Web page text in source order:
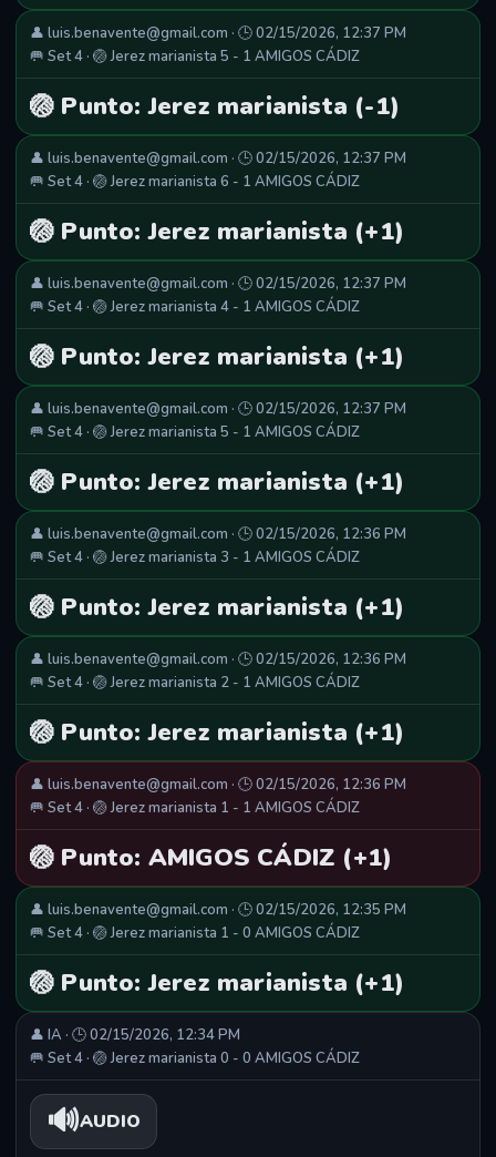
👤 luis.benavente@gmail.com · 🕒 02/15/2026, 12:37 PM
🥅 Set 4 · 🏐 Jerez marianista 5 - 1 AMIGOS CÁDIZ
🏐 Punto: Jerez marianista (-1)
👤 luis.benavente@gmail.com · 🕒 02/15/2026, 12:37 PM
🥅 Set 4 · 🏐 Jerez marianista 6 - 1 AMIGOS CÁDIZ
🏐 Punto: Jerez marianista (+1)
👤 luis.benavente@gmail.com · 🕒 02/15/2026, 12:37 PM
🥅 Set 4 · 🏐 Jerez marianista 4 - 1 AMIGOS CÁDIZ
🏐 Punto: Jerez marianista (+1)
👤 luis.benavente@gmail.com · 🕒 02/15/2026, 12:37 PM
🥅 Set 4 · 🏐 Jerez marianista 5 - 1 AMIGOS CÁDIZ
🏐 Punto: Jerez marianista (+1)
👤 luis.benavente@gmail.com · 🕒 02/15/2026, 12:36 PM
🥅 Set 4 · 🏐 Jerez marianista 3 - 1 AMIGOS CÁDIZ
🏐 Punto: Jerez marianista (+1)
👤 luis.benavente@gmail.com · 🕒 02/15/2026, 12:36 PM
🥅 Set 4 · 🏐 Jerez marianista 2 - 1 AMIGOS CÁDIZ
🏐 Punto: Jerez marianista (+1)
👤 luis.benavente@gmail.com · 🕒 02/15/2026, 12:36 PM
🥅 Set 4 · 🏐 Jerez marianista 1 - 1 AMIGOS CÁDIZ
🏐 Punto: AMIGOS CÁDIZ (+1)
👤 luis.benavente@gmail.com · 🕒 02/15/2026, 12:35 PM
🥅 Set 4 · 🏐 Jerez marianista 1 - 0 AMIGOS CÁDIZ
🏐 Punto: Jerez marianista (+1)
👤 IA · 🕒 02/15/2026, 12:34 PM
🥅 Set 4 · 🏐 Jerez marianista 0 - 0 AMIGOS CÁDIZ
🔊AUDIO